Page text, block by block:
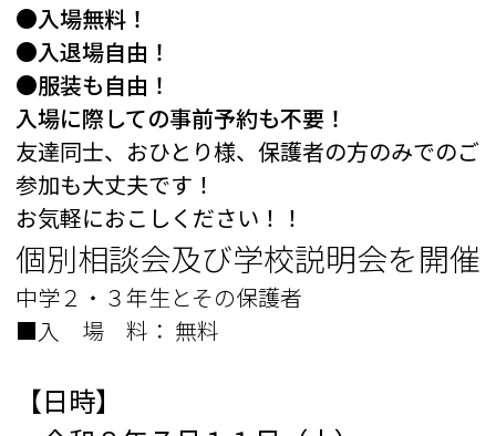
●入場無料！
●入退場自由！
●服装も自由！
入場に際しての事前予約も不要！
友達同士、おひとり様、保護者の方のみでのご
参加も大丈夫です！
お気軽におこしください！！
個別相談会及び学校説明会を開催
中学２・３年生とその保護者
■入 場 料： 無料
【日時】